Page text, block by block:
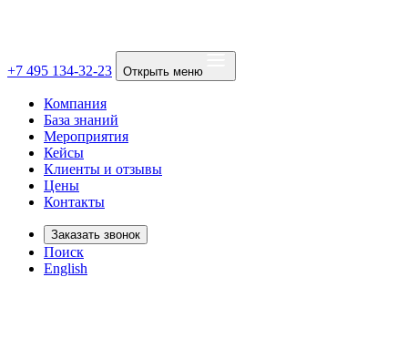
+7 495 134-32-23 Открыть меню
Компания
База знаний
Мероприятия
Кейсы
Клиенты и отзывы
Цены
Контакты
Заказать звонок
Поиск
English